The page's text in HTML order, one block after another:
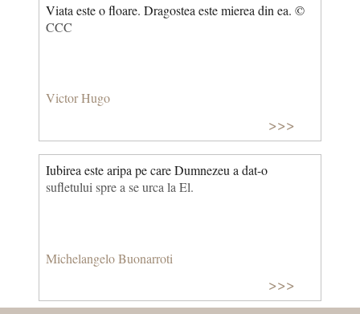
Viata este o floare. Dragostea este mierea din ea. ©
CCC
Victor Hugo
>>>
Iubirea este aripa pe care Dumnezeu a dat-o
sufletului spre a se urca la El.
Michelangelo Buonarroti
>>>